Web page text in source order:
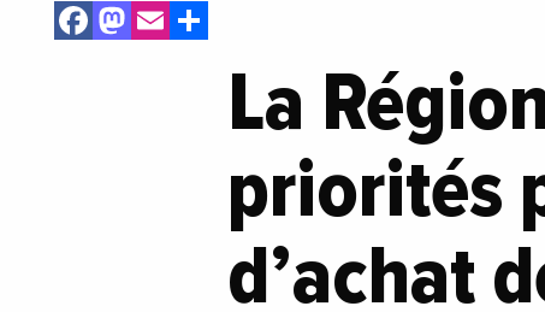
Facebook
Mastodon
Email
La
priorités
d’achat